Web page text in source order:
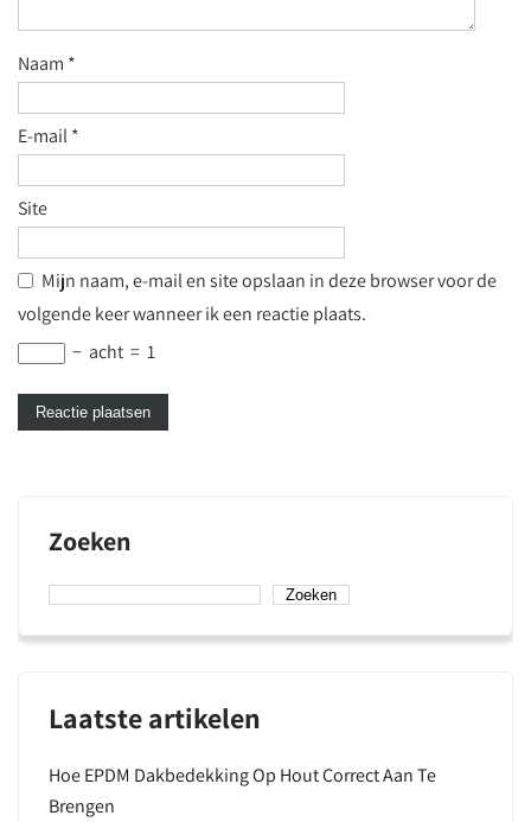
Naam *
E-mail*
Site
Mijn naam, e-mail en site opslaan in deze browser voor de
volgende keer wanneer ik een reactie plaats.
− acht = 1
Zoeken
Zoeken
Laatste artikelen
Hoe EPDM Dakbedekking Op Hout Correct Aan Te
Brengen